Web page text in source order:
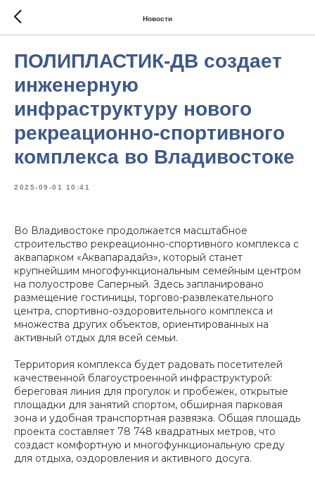
Новости
ПОЛИПЛАСТИК-ДВ создает
инженерную
инфраструктуру нового
рекреационно-спортивного
комплекса во Владивостоке
2025-09-01 10:41
Во Владивостоке продолжается масштабное
строительство рекреационно-спортивного комплекса с
аквапарком «Аквапарадайз», который станет
крупнейшим многофункциональным семейным центром
на полуострове Саперный. Здесь запланировано
размещение гостиницы, торгово-развлекательного
центра, спортивно-оздоровительного комплекса и
множества других объектов, ориентированных на
активный отдых для всей семьи.
Территория комплекса будет радовать посетителей
качественной благоустроенной инфраструктурой:
береговая линия для прогулок и пробежек, открытые
площадки для занятий спортом, обширная парковая
зона и удобная транспортная развязка. Общая площадь
проекта составляет 78 748 квадратных метров, что
создаст комфортную и многофункциональную среду
для отдыха, оздоровления и активного досуга.